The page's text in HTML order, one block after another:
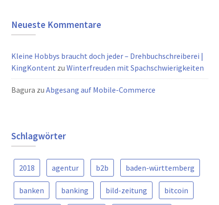
Neueste Kommentare
Kleine Hobbys braucht doch jeder – Drehbuchschreiberei |
KingKontent zu Winterfreuden mit Spachschwierigkeiten
Bagura zu Abgesang auf Mobile-Commerce
Schlagwörter
2018 agentur b2b baden-württemberg
banken banking bild-zeitung bitcoin